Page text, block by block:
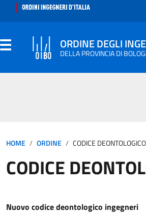
ORDINE DEGLI
DELLA PROVINCIA DI
ISCRITTO
PROFESSIONE
AGGIORNAMENTO PROFESSIONALE
HOME ORDINE CODICE DEONTOLOGICO
CODICE
Nuovo codice deontologico ingegneri